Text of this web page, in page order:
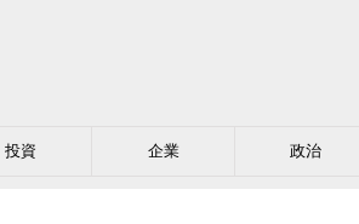
投資 企業 政治